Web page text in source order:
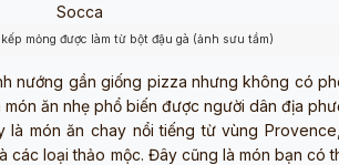
mỏng được làm từ bột đậu gà (ảnh sưu tầm)
nướng gần giống pizza nhưng không có
ăn nhẹ phổ biến được người dân địa
là món ăn chay nổi tiếng từ vùng
các loại thảo mộc. Đây cũng là món bạn có